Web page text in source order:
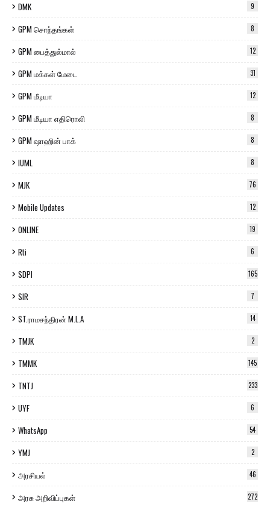
DMK 9
GPM சொந்தங்கள் 8
GPM பைத்துல்மால் 12
GPM மக்கள் மேடை 31
GPM மீடியா 12
GPM மீடியா எதிரொலி 8
GPM ஷாஹின் பாக் 8
IUML 8
MJK 76
Mobile Updates 12
ONLINE 19
Rti 6
SDPI 165
SIR 7
ST.ராமசந்திரன் M.L.A 14
TMJK 2
TMMK 145
TNTJ 233
UYF 6
WhatsApp 54
YMJ 2
அரசியல் 46
அரசு அறிவிப்புகள் 272